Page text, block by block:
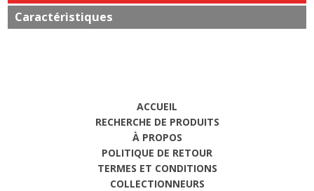
Caractéristiques
ACCUEIL
RECHERCHE DE PRODUITS
À PROPOS
POLITIQUE DE RETOUR
TERMES ET CONDITIONS
COLLECTIONNEURS